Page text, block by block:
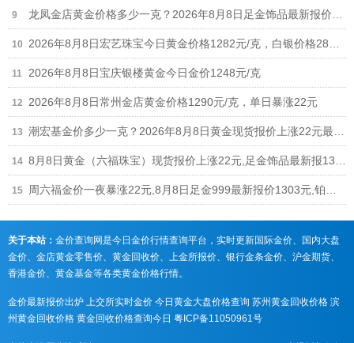
2026年8月8日宝庆银楼黄金今日金价1248元/克
2026年8月8日常州金店黄金价格1290元/克，单日暴涨22元
关于本站： 金价查询网是今日金价行情查询平台，实时更新国际金价、国内大盘
金价、金店黄金零售价、黄金回收价、上金所报价、银行金条金价、沪金期货、
香港金价、黄金基金等各类黄金价格行情。
金价最新报价出炉 上交所实时金价 今日黄金大盘价格查询 苏州黄金回收价格 滨
州黄金回收价格 黄金回收价格查询今日 粤ICP备11050961号